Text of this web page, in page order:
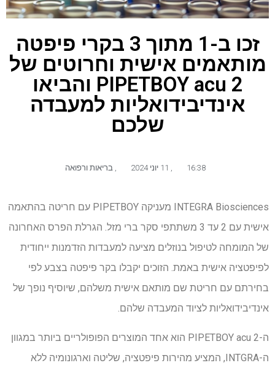
זכו ב-1 מתוך 3 בקרי פיפטה
מותאמים אישית וחרוטים של
PIPETBOY acu 2 והביאו
אינדיבידואליות למעבדה
שלכם
16:38 בריאות ורפואה
INTEGRA Biosciences מעניקה PIPETBOY עם חריטה בהתאמה
אישית עם 2 עד 3 משתתפי סקר ברי מזל. הגרלת הפרס האחרונה
של המומחה לטיפול בנוזלים מציעה למעבדות הזדמנות ייחודית
לפיפטציה אישית באמת. הזוכים יקבלו בקר פיפטה בצבע לפי
בחירתם עם חריטת שם מותאם אישית משלהם, שיוסיף נופך של
אינדיבידואליות לציוד המעבדה שלהם.
ה-PIPETBOY acu 2 הוא אחד המוצרים הפופולריים ביותר במגוון
ה-INTGRA, המציע מהירות פיפטציה, שליטה וארגונומיה ללא